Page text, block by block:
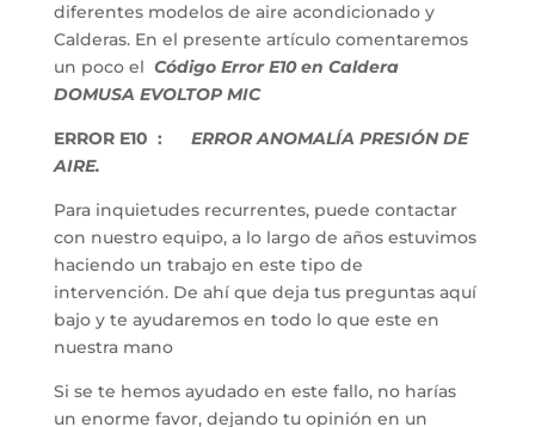
diferentes modelos de aire acondicionado y
Calderas. En el presente artículo comentaremos
un poco el Código Error E10 en Caldera
DOMUSA EVOLTOP MIC
ERROR E10 :
ERROR ANOMALÍA PRESIÓN DE
AIRE.
Para inquietudes recurrentes, puede contactar
con nuestro equipo, a lo largo de años estuvimos
haciendo un trabajo en este tipo de
intervención. De ahí que deja tus preguntas aquí
bajo y te ayudaremos en todo lo que este en
nuestra mano
Si se te hemos ayudado en este fallo, no harías
un enorme favor, dejando tu opinión en un